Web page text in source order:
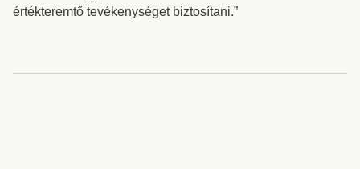
értékteremtő tevékenységet biztosítani.”